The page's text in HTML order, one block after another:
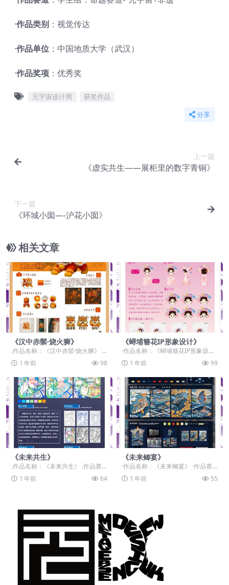
·作品类别 ：视觉传达
·作品单位 ：中国地质大学（武汉）
·作品奖项 ：优秀奖
元宇宙设计周 获奖作品
分享
上一篇
《虚实共生——展柜里的数字青铜》
下一篇
《环城小囡—-沪花小囡》
相关文章
《汉中赤鬃·烧火狮》
.作品名称：《汉中赤鬃·烧火狮》 .
作品赛道：学生组：命题赛道-”元宇
宙+非遗“...
1 年前 98
《蟳埔簪花IP形象设计》
·作品名称：《蟳埔簪花IP形象设
计》 ·作品赛道：学生组：命题赛
道-”元宇宙+非...
1 年前 99
《未来共生》
.作品名称：《未来共生》 .作品赛
道：设计师组：自由主题赛道-”元宇
宙+“ .作...
1 年前 64
《未来鲫宴》
·作品名称：《未来鲫宴》 ·作品赛
道：学生组：自由主题赛道-”元宇宙
+“ ·作品...
1 年前 55